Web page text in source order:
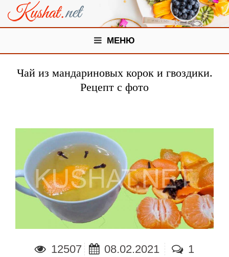
МЕНЮ
Чай из мандариновых корок и гвоздики.
Рецепт с фото
12507 08.02.2021 1